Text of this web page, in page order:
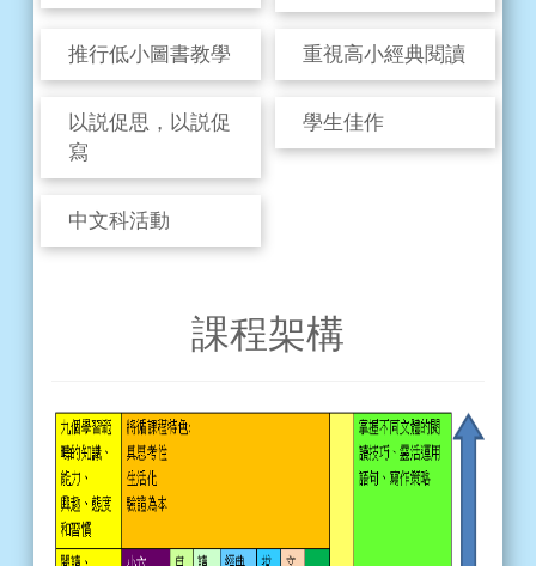
推行低小圖書教學 重視高小經典閱讀
以説促思，以説促
寫
學生佳作
中文科活動
課程架構